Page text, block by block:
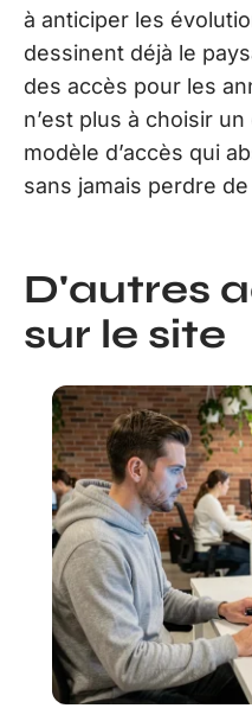
à anticiper les
dessinent déjà le
des accès pour les
n’est plus à choisir
modèle d’accès qui
sans jamais perdre
D'autres
sur le site